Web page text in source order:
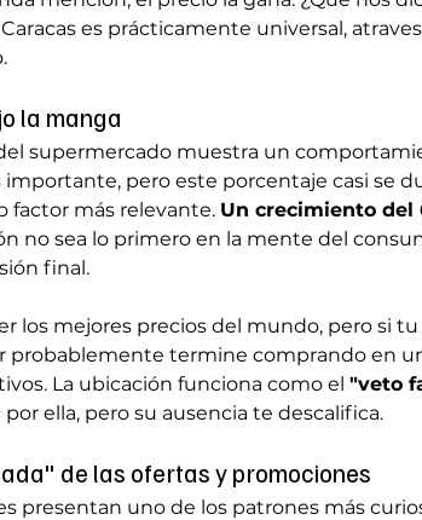
es prácticamente universal,
la manga
supermercado muestra un
importante, pero este porcentaje casi se
factor más relevante. Un crecimiento del
no sea lo primero en la mente del
final.
los mejores precios del mundo, pero si
probablemente termine comprando en
La ubicación funciona como el "veto
ella, pero su ausencia te descalifica.
de las ofertas y promociones
presentan uno de los patrones más